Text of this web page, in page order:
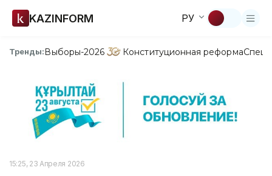
KAZINFORM РУ
Тренды:Выборы-2026 Конституционная реформа
15:25, 23 Апреля 2026